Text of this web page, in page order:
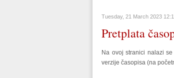
Tuesday, 21 March 2023
Pretplata
Na ovoj stranici nalazi
verzije časopisa (na